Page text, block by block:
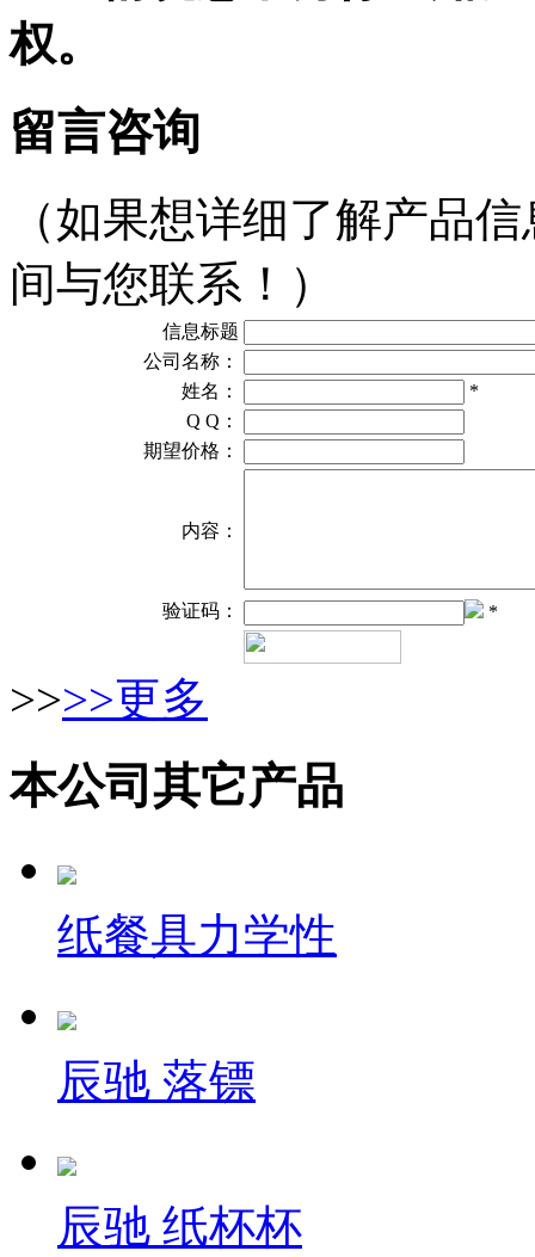
权。
留言咨询
（如果想详细了解产品
间与您联系！）
信息标题
公司名称：
姓名：
*
Q Q：
期望价格：
内容：
验证码： *
>>>>更多
本公司其它产品
纸餐具力学性
辰驰 落镖
辰驰 纸杯杯